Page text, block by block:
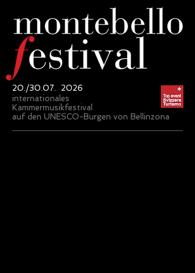
20./30.07. 2026
internationales
Kammermusikfestival
auf den UNESCO-Burgen von Bellinzona